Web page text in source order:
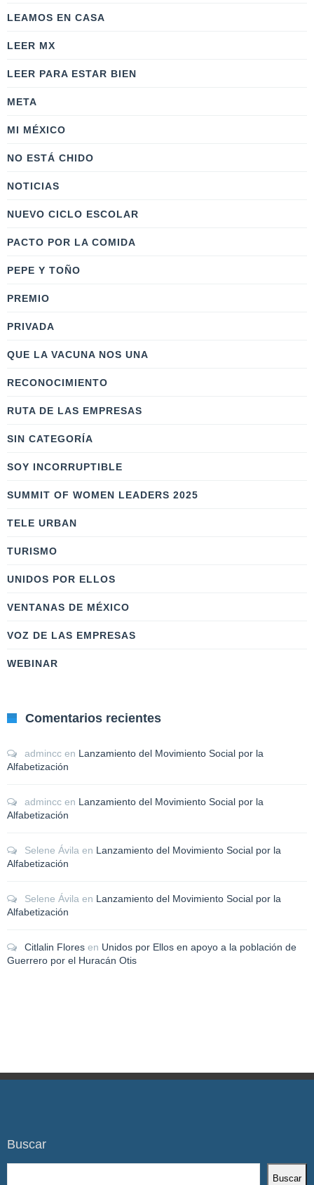
LEAMOS EN CASA
LEER MX
LEER PARA ESTAR BIEN
META
MI MÉXICO
NO ESTÁ CHIDO
NOTICIAS
NUEVO CICLO ESCOLAR
PACTO POR LA COMIDA
PEPE Y TOÑO
PREMIO
PRIVADA
QUE LA VACUNA NOS UNA
RECONOCIMIENTO
RUTA DE LAS EMPRESAS
SIN CATEGORÍA
SOY INCORRUPTIBLE
SUMMIT OF WOMEN LEADERS 2025
TELE URBAN
TURISMO
UNIDOS POR ELLOS
VENTANAS DE MÉXICO
VOZ DE LAS EMPRESAS
WEBINAR
Comentarios recientes
admincc en Lanzamiento del Movimiento Social por la
Alfabetización
admincc en Lanzamiento del Movimiento Social por la
Alfabetización
Selene Ávila en Lanzamiento del Movimiento Social por la
Alfabetización
Selene Ávila en Lanzamiento del Movimiento Social por la
Alfabetización
Citlalin Flores en Unidos por Ellos en apoyo a la población de
Guerrero por el Huracán Otis
Buscar
Buscar